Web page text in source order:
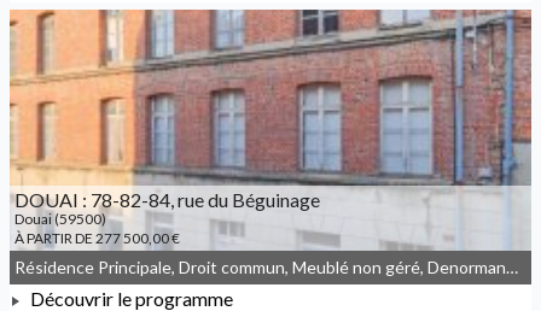
À PARTIR DE 259 500,00 €
DOUAI : 78-82-84, rue du Béguinage
Douai (59500)
À PARTIR DE 277 500,00 €
Résidence Principale, Droit commun, Meublé non géré, Denormandie
Découvrir le programme